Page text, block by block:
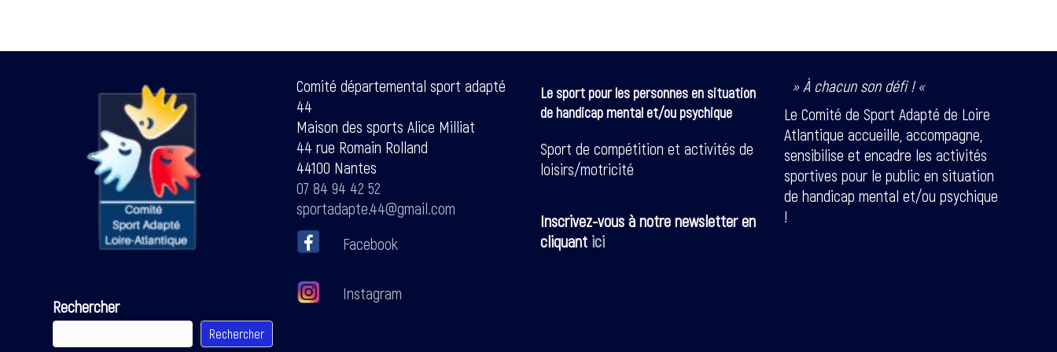
Rechercher
Rechercher
Comité départemental sport adapté
44
Maison des sports Alice Milliat
44 rue Romain Rolland
44100 Nantes
07 84 94 42 52
sportadapte.44@gmail.com
Facebook
Instagram
Le sport pour les personnes en situation
de handicap mental et/ou psychique
Sport de compétition et activités de
loisirs/motricité
Inscrivez-vous à notre newsletter en
cliquant ici
» À chacun son défi ! «
Le Comité de Sport Adapté de Loire
Atlantique accueille, accompagne,
sensibilise et encadre les activités
sportives pour le public en situation
de handicap mental et/ou psychique
!